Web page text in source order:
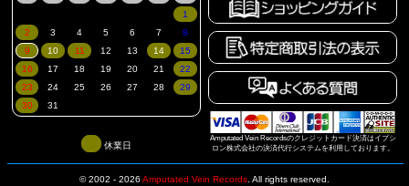
Amputated Vein Recordsのクレジットカード決済はイプシ
ロン株式会社の決済代行システムを利用しております。
休業日
© 2002 - 2026 Amputated Vein Records All rights reserved.